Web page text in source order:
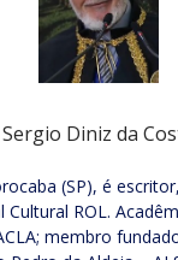
Sergio Diniz da
(SP), é
Cultural ROL.
membro